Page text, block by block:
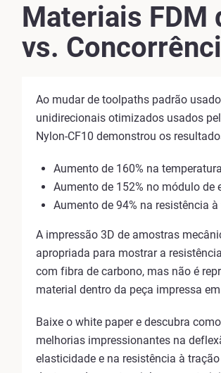
Materiais FDM
vs.
Ao mudar de toolpaths padrão
unidirecionais otimizados usados
Nylon-CF10 demonstrou os
Aumento de 160% na
Aumento de 152% no módulo de
Aumento de 94% na resistência
A impressão 3D de amostras
apropriada para mostrar a
com fibra de carbono, mas não é
material dentro da peça impressa
Baixe o white paper e descubra
melhorias impressionantes na
elasticidade e na resistência à